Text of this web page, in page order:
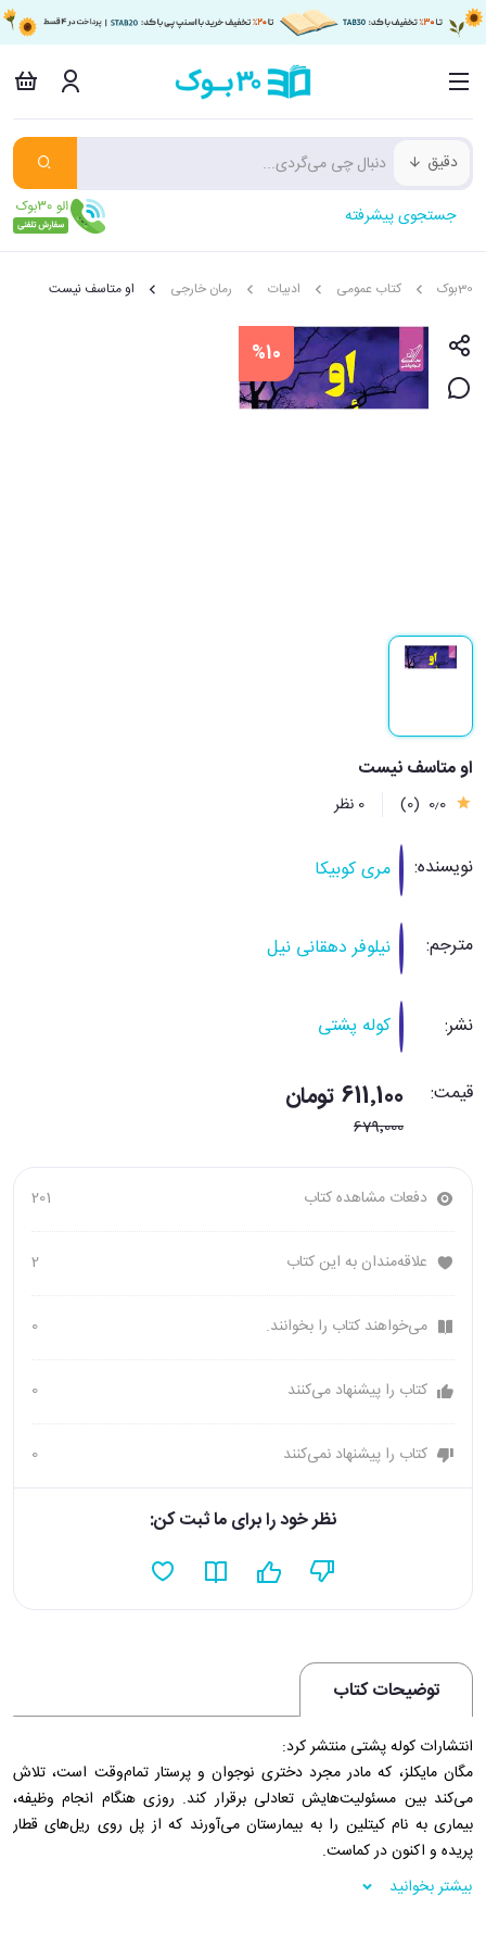
دقیق
جستجوی پیشرفته
30بوک کتاب عمومی ادبیات رمان خارجی او متاسف نیست
%10
او متاسف نیست
0٫0 (0) 0 نظر
نویسنده: مری کوبیکا
مترجم: نیلوفر دهقانی نیل
نشر: کوله پشتی
قیمت: 611٬100 تومان
679٬000
دفعات مشاهده کتاب 201
علاقه‌مندان به این کتاب 2
می‌خواهند کتاب را بخوانند. 0
کتاب را پیشنهاد می‌کنند 0
کتاب را پیشنهاد نمی‌کنند 0
نظر خود را برای ما ثبت کن:
توضیحات کتاب
انتشارات کوله پشتی منتشر کرد:
مگان مایکلز، که مادر مجرد دختری نوجوان و پرستار تمام‌وقت است، تلاش
می‌کند بین مسئولیت‌هایش تعادلی برقرار کند. روزی هنگام انجام وظیفه،
بیماری به نام کیتلین را به بیمارستان می‌آورند که از پل روی ریل‌های قطار
پریده و اکنون در کماست.
اما زمانی که شاهدی اطلاعات حیرت‌آوری را دربارۀ سقوط او فاش می‌کند، همۀ
اطلاعات پیشین زیر سؤال می‌رود. آیا کیتلین را از پل هل داده‌اند؟ و اگر چنین
بیشتر بخوانید